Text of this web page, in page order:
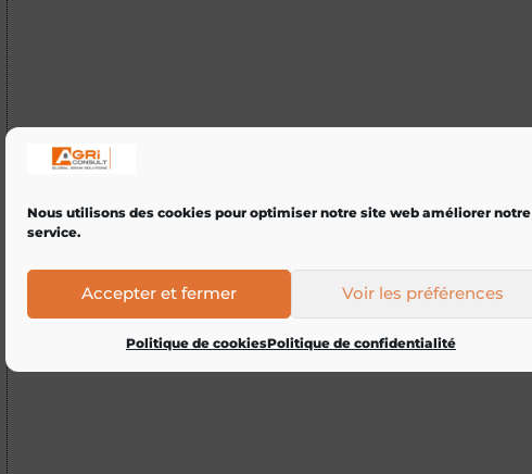
Nous utilisons des cookies pour optimiser notre site web améliorer notre
service.
Accepter et fermer Voir les préférences
Politique de cookiesPolitique de confidentialité